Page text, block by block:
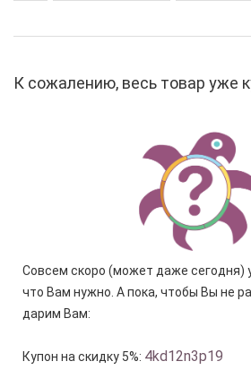
К сожалению, весь товар уже
Совсем скоро (может даже сегодня)
что Вам нужно. А пока, чтобы Вы не
дарим Вам:
Купон на скидку 5%: 4kd12n3p19